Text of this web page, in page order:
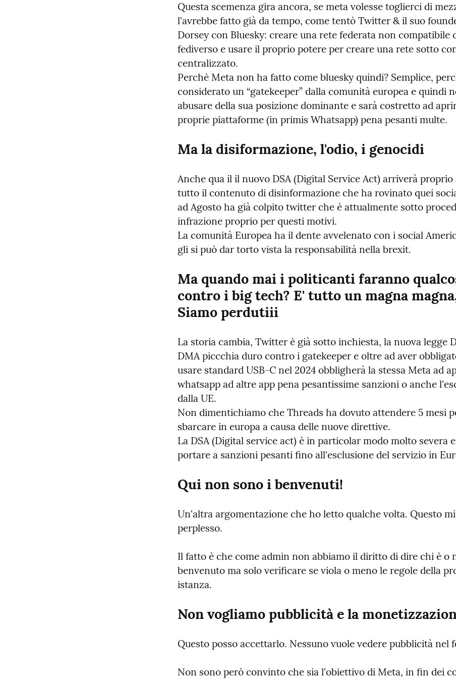
Questa scemenza gira ancora, se meta volesse toglierci di
l'avrebbe fatto già da tempo, come tentò Twitter & il suo
Dorsey con Bluesky: creare una rete federata non compatibile
fediverso e usare il proprio potere per creare una rete sotto
centralizzato.
Perchè Meta non ha fatto come bluesky quindi? Semplice,
considerato un “gatekeeper” dalla comunità europea e quindi
abusare della sua posizione dominante e sarà costretto ad
proprie piattaforme (in primis Whatsapp) pena pesanti multe.
Ma la disiformazione, l'odio, i genocidi
Anche qua il il nuovo DSA (Digital Service Act) arriverà proprio
tutto il contenuto di disinformazione che ha rovinato quei
ad Agosto ha già colpito twitter che è attualmente sotto
infrazione proprio per questi motivi.
La comunità Europea ha il dente avvelenato con i social
gli si può dar torto vista la responsabilità nella brexit.
Ma quando mai i politicanti faranno
contro i big tech? E' tutto un magna
Siamo perdutiii
La storia cambia, Twitter è già sotto inchiesta, la nuova legge
DMA piccchia duro contro i gatekeeper e oltre ad aver
usare standard USB-C nel 2024 obbligherà la stessa Meta ad
whatsapp ad altre app pena pesantissime sanzioni o anche
dalla UE.
Non dimentichiamo che Threads ha dovuto attendere 5 mesi
sbarcare in europa a causa delle nuove direttive.
La DSA (Digital service act) è in particolar modo molto severa
portare a sanzioni pesanti fino all'esclusione del servizio in
Qui non sono i benvenuti!
Un'altra argomentazione che ho letto qualche volta. Questo
perplesso.
Il fatto è che come admin non abbiamo il diritto di dire chi è o
benvenuto ma solo verificare se viola o meno le regole della
istanza.
Non vogliamo pubblicità e la
Questo posso accettarlo. Nessuno vuole vedere pubblicità nel
Non sono però convinto che sia l'obiettivo di Meta, in fin dei